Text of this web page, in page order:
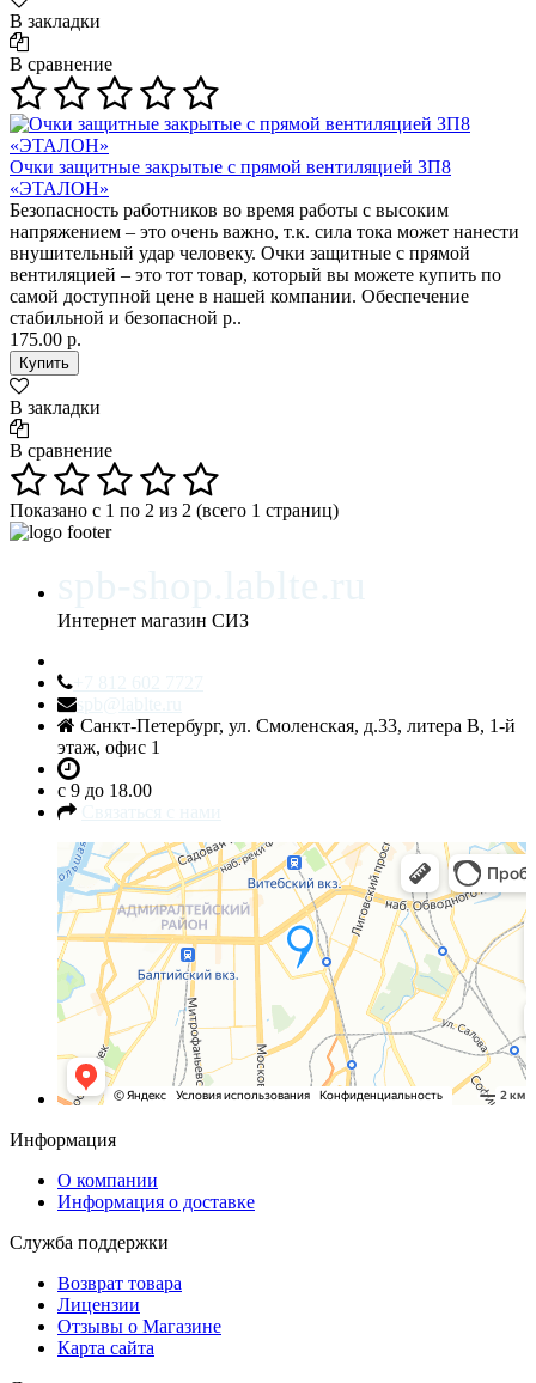
В закладки
В сравнение
Очки защитные закрытые с прямой вентиляцией ЗП8
«ЭТАЛОН»
Безопасность работников во время работы с высоким
напряжением – это очень важно, т.к. сила тока может нанести
внушительный удар человеку. Очки защитные с прямой
вентиляцией – это тот товар, который вы можете купить по
самой доступной цене в нашей компании. Обеспечение
стабильной и безопасной р..
175.00 р.
В закладки
В сравнение
Показано с 1 по 2 из 2 (всего 1 страниц)
Интернет магазин СИЗ
Санкт-Петербург, ул. Смоленская, д.33, литера В, 1-й
этаж, офис 1
c 9 до 18.00
Санкт‑Петербург
Яндекс.Карты — транспорт, навигация, поиск мест
Информация
О компании
Информация о доставке
Служба поддержки
Возврат товара
Лицензии
Отзывы о Магазине
Карта сайта